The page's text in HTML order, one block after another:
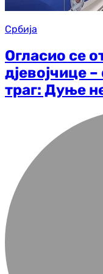
Србија
Огласио се
дјевојчице
траг: Дуње